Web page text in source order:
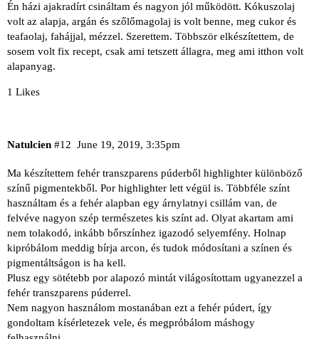
Én házi ajakradírt csináltam és nagyon jól működött. Kókuszolaj
volt az alapja, argán és szőlőmagolaj is volt benne, meg cukor és
teafaolaj, fahájjal, mézzel. Szerettem. Többször elkészítettem, de
sosem volt fix recept, csak ami tetszett állagra, meg ami itthon volt
alapanyag.
1 Likes
Natulcien June 19, 2019, 3:35pm
#12
Ma készítettem fehér transzparens púderből highlighter különböző
színű pigmentekből. Por highlighter lett végül is. Többféle színt
használtam és a fehér alapban egy árnylatnyi csillám van, de
felvéve nagyon szép természetes kis színt ad. Olyat akartam ami
nem tolakodó, inkább bőrszínhez igazodó selyemfény. Holnap
kipróbálom meddig bírja arcon, és tudok módosítani a színen és
pigmentáltságon is ha kell.
Plusz egy sötétebb por alapozó mintát világosítottam ugyanezzel a
fehér transzparens púderrel.
Nem nagyon használom mostanában ezt a fehér púdert, így
gondoltam kísérletezek vele, és megpróbálom máshogy